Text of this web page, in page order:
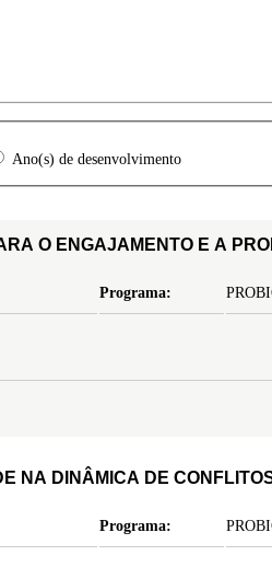
Ano(s) de desenvolvimento
O ENGAJAMENTO E A
Programa:
NA DINÂMICA DE
Programa: